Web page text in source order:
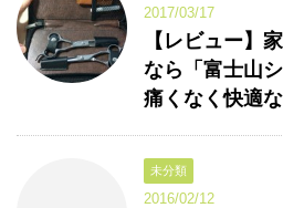
2017/03/17
【レビュー】
なら「富士山
痛くなく快適
未分類
2016/02/12